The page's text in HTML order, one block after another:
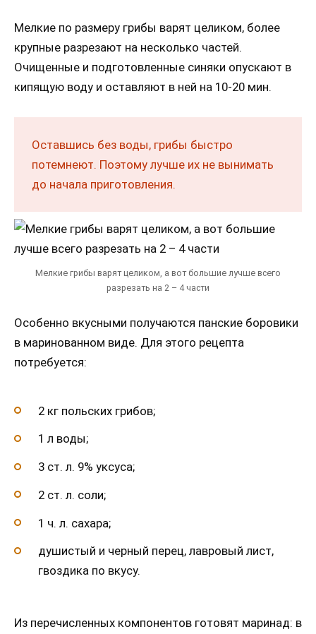
Мелкие по размеру грибы варят целиком, более
крупные разрезают на несколько частей.
Очищенные и подготовленные синяки опускают в
кипящую воду и оставляют в ней на 10-20 мин.
Оставшись без воды, грибы быстро
потемнеют. Поэтому лучше их не вынимать
до начала приготовления.
Мелкие грибы варят целиком, а вот большие лучше всего
разрезать на 2 – 4 части
Особенно вкусными получаются панские боровики
в маринованном виде. Для этого рецепта
потребуется:
2 кг польских грибов;
1 л воды;
3 ст. л. 9% уксуса;
2 ст. л. соли;
1 ч. л. сахара;
душистый и черный перец, лавровый лист,
гвоздика по вкусу.
Из перечисленных компонентов готовят маринад: в